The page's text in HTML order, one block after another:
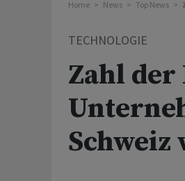
Home News Top News
TECHNOLOGIE
Zahl